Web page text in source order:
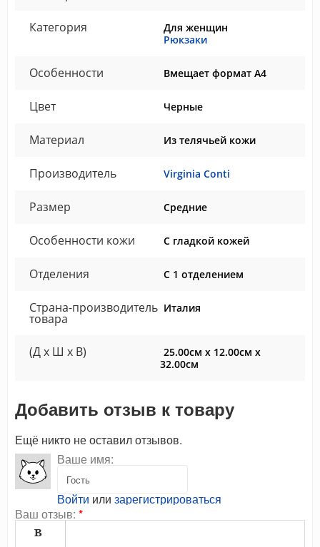
Категория
Для женщин
Рюкзаки
Особенности Вмещает формат А4
Цвет Черные
Материал Из телячьей кожи
Производитель Virginia Conti
Размер Средние
Особенности кожи С гладкой кожей
Отделения С 1 отделением
Страна-производитель
товара
Италия
(Д x Ш x В)
25.00см x 12.00см x
32.00см
Добавить отзыв к товару
Ещё никто не оставил отзывов.
Ваше имя:
Войти или зарегистрироваться
Ваш отзыв: *
